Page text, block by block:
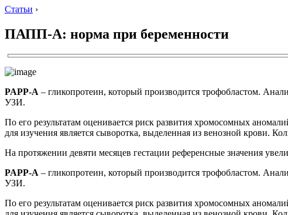
Статьи ›
ПАПП-А: норма при беременности
PAPP-A – гликопротеин, который производится трофобластом.
УЗИ.
По его результатам оценивается риск развития хромосомных
для изучения является сыворотка, выделенная из венозной крови.
На протяжении девяти месяцев гестации референсные значения
PAPP-A – гликопротеин, который производится трофобластом.
УЗИ.
По его результатам оценивается риск развития хромосомных